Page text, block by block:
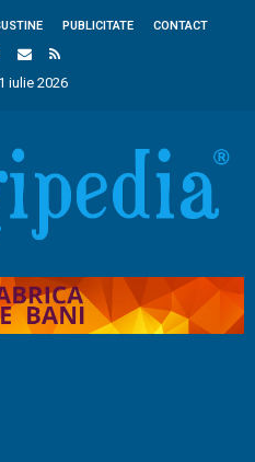
PUBLICITATE CONTACT
iulie 2026